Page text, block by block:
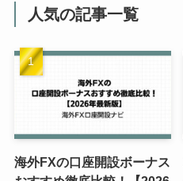
人気の記事一覧
海外FXの口座開設ボーナス